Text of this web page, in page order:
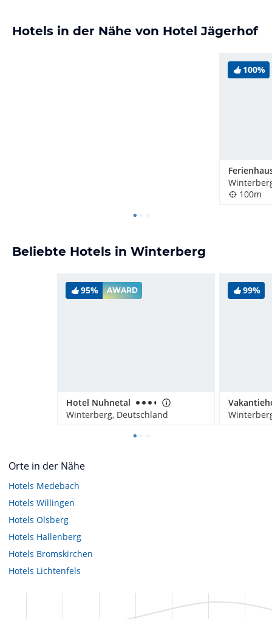
Hotels in der Nähe von Hotel Jägerhof
100%
100m
Beliebte Hotels in Winterberg
95% AWARD
Hotel Nuhnetal
Winterberg, Deutschland
99%
Orte in der Nähe
Hotels Medebach
Hotels Willingen
Hotels Olsberg
Hotels Hallenberg
Hotels Bromskirchen
Hotels Lichtenfels